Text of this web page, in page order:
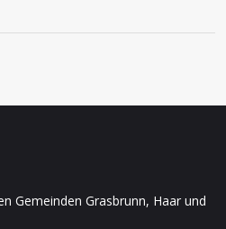
Gemeinden Grasbrunn, Haar und